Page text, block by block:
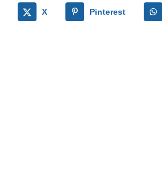
X Pinterest